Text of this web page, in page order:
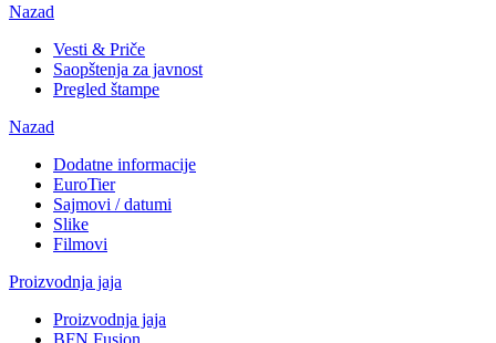
Nazad
Vesti & Priče
Saopštenja za javnost
Pregled štampe
Nazad
Dodatne informacije
EuroTier
Sajmovi / datumi
Slike
Filmovi
Proizvodnja jaja
Proizvodnja jaja
BFN Fusion